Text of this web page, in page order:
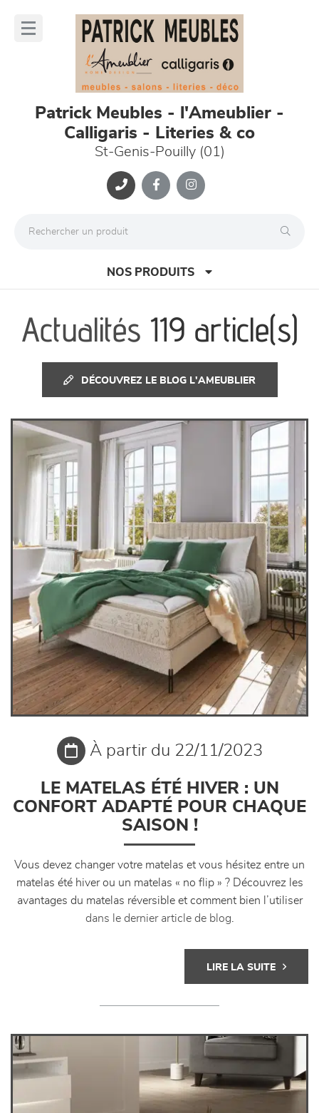
Patrick Meubles - l'Ameublier -
Calligaris - Literies & co
St-Genis-Pouilly (01)
NOS PRODUITS
canapés et fauteuils
meubles de complément
chambres et dressing
literie
décoration
Actualités 119 article(s)
DÉCOUVREZ LE BLOG L'AMEUBLIER
À partir du 22/11/2023
LE MATELAS ÉTÉ HIVER : UN
CONFORT ADAPTÉ POUR CHAQUE
SAISON !
Vous devez changer votre matelas et vous hésitez entre un
matelas été hiver ou un matelas « no flip » ? Découvrez les
avantages du matelas réversible et comment bien l’utiliser
dans le dernier article de blog
LIRE LA SUITE